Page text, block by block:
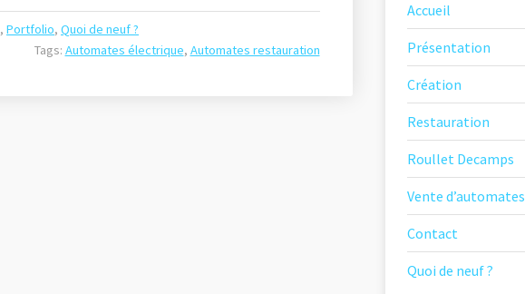
, Portfolio, Quoi de neuf ?
Tags: Automates électrique, Automates restauration
Accueil
Présentation
Création
Restauration
Roullet Decamps
Vente d’automates
Contact
Quoi de neuf ?